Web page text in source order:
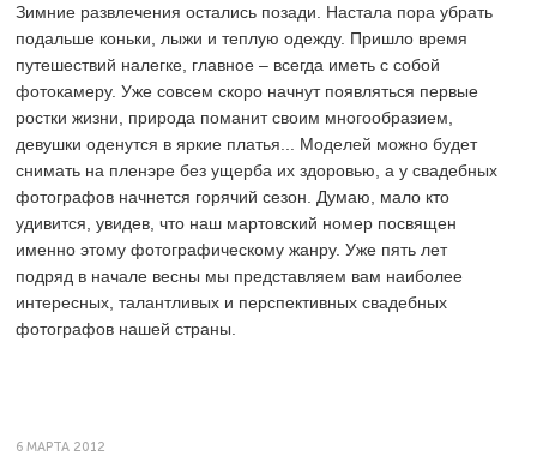
Зимние развлечения остались позади. Настала пора убрать
подальше коньки, лыжи и теплую одежду. Пришло время
путешествий налегке, главное – всегда иметь с собой
фотокамеру. Уже совсем скоро начнут появляться первые
ростки жизни, природа поманит своим многообразием,
девушки оденутся в яркие платья... Моделей можно будет
снимать на пленэре без ущерба их здоровью, а у свадебных
фотографов начнется горячий сезон. Думаю, мало кто
удивится, увидев, что наш мартовский номер посвящен
именно этому фотографическому жанру. Уже пять лет
подряд в начале весны мы представляем вам наиболее
интересных, талантливых и перспективных свадебных
фотографов нашей страны.
6 МАРТА 2012